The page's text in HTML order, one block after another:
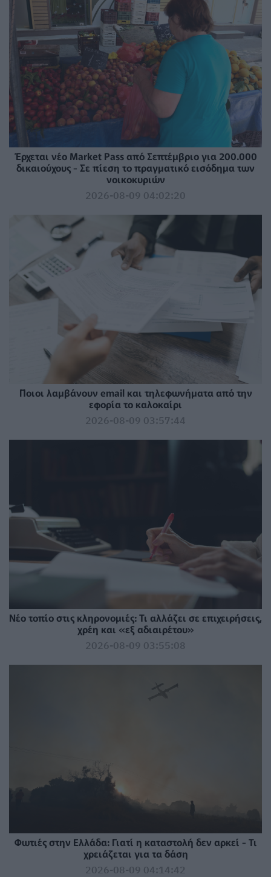
Έρχεται νέο Market Pass από Σεπτέμβριο για 200.000
δικαιούχους - Σε πίεση το πραγματικό εισόδημα των
νοικοκυριών
2026-08-09 04:02:20
Ποιοι λαμβάνουν email και τηλεφωνήματα από την
εφορία το καλοκαίρι
2026-08-09 03:57:44
Νέο τοπίο στις κληρονομιές: Τι αλλάζει σε επιχειρήσεις,
χρέη και «εξ αδιαιρέτου»
2026-08-09 03:55:08
Φωτιές στην Ελλάδα: Γιατί η καταστολή δεν αρκεί - Τι
χρειάζεται για τα δάση
2026-08-09 04:14:42